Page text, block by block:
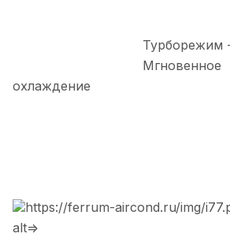
Турборежим
Мгновенное
охлаждение
https://ferrum-aircond.ru/img/
alt=>